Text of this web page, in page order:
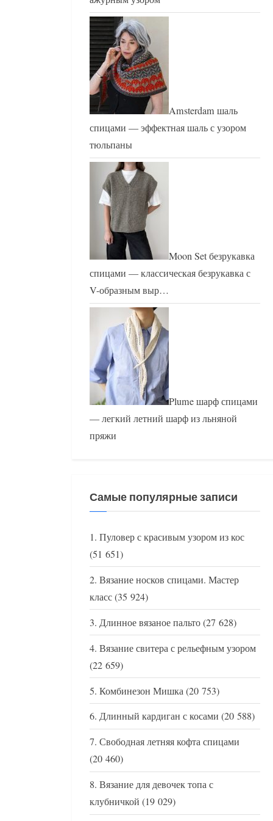
Amsterdam шаль
спицами — эффектная шаль с узором
тюльпаны
Moon Set безрукавка
спицами — классическая безрукавка с
V-образным выр…
Plume шарф спицами
— легкий летний шарф из льняной
пряжи
Самые популярные записи
Пуловер с красивым узором из кос
(51 651)
Вязание носков спицами. Мастер
класс(35 924)
Длинное вязаное пальто(27 628)
Вязание свитера с рельефным узором
(22 659)
Комбинезон Мишка(20 753)
Длинный кардиган с косами (20 588)
Свободная летняя кофта спицами
(20 460)
Вязание для девочек топа с
клубничкой (19 029)